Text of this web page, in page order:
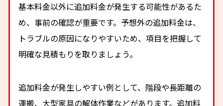
基本料金以外に追加料金が発生する可能性があるた
め、事前の確認が重要です。予想外の追加料金は、
トラブルの原因になりやすいため、項目を把握して
明確な見積もりを取りましょう。
追加料金が発生しやすい例として、階段や長距離の
運搬、大型家具の解体作業などがあります。追加料